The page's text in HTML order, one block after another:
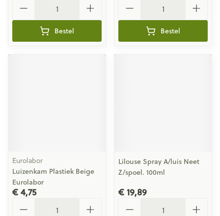
Bestel Bestel
Eurolabor
Luizenkam Plastiek Beige
Eurolabor
€ 4,75
Lilouse Spray A/luis Neet
Z/spoel. 100ml
€ 19,89